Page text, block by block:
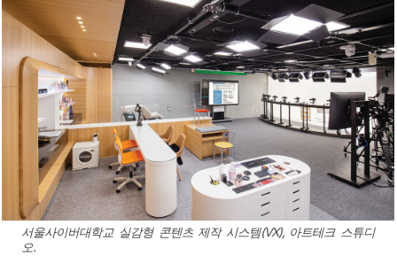
서울사이버대학교 실감형 콘텐츠 제작 시스템(VX), 아트테크 스튜디
오.